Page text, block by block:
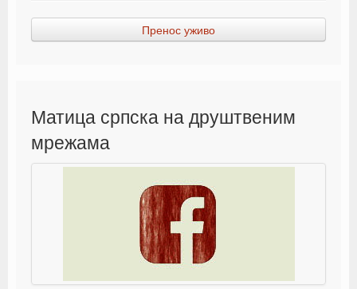
Пренос уживо
Матица српска на друштвеним
мрежама